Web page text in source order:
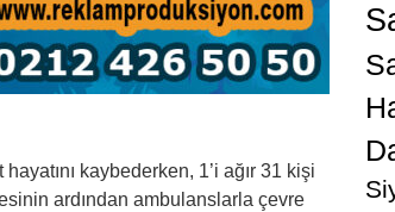
kaybederken, 1’i ağır 31 kişi
ardından ambulanslarla çevre